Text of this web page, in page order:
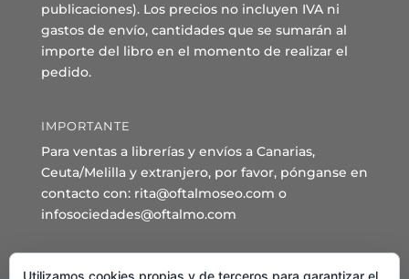
publicaciones). Los precios no incluyen IVA ni
gastos de envío, cantidades que se sumarán al
importe del libro en el momento de realizar el
pedido.
IMPORTANTE
Para ventas a librerías y envíos a Canarias,
Ceuta/Melilla y extranjero, por favor, pónganse en
contacto con: rita@oftalmoseo.com o
infosociedades@oftalmo.com
Sede Administrativa y Secretaría General
Utilizamos cookies propias y de terceros para garantizar el